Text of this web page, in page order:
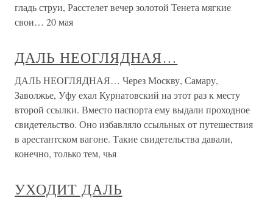
гладь струи, Расстелет вечер золотой Тенета мягкие
свои… 20 мая
ДАЛЬ НЕОГЛЯДНАЯ…
ДАЛЬ НЕОГЛЯДНАЯ… Через Москву, Самару,
Заволжье, Уфу ехал Курнатовский на этот раз к месту
второй ссылки. Вместо паспорта ему выдали проходное
свидетельство. Оно избавляло ссыльных от путешествия
в арестантском вагоне. Такие свидетельства давали,
конечно, только тем, чья
УХОДИТ ДАЛЬ